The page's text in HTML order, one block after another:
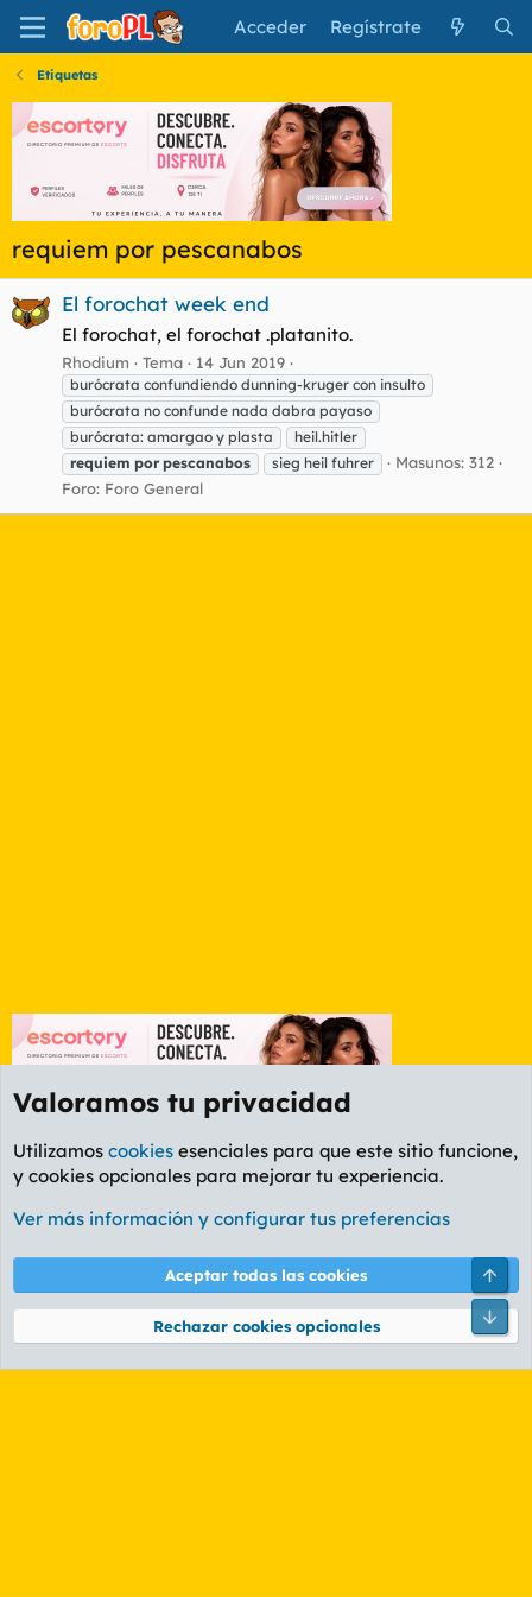
Acceder Regístrate
Etiquetas
requiem por pescanabos
El forochat week end
El forochat, el forochat .platanito.
Rhodium Tema 14 Jun 2019
burócrata confundiendo dunning-kruger con insulto
burócrata no confunde nada dabra payaso
burócrata: amargao y plasta
heil.hitler
requiem por pescanabos sieg heil fuhrer
Masunos: 312
Foro: Foro General
Etiquetas
Cookies
PL OLDSTYLE AMARILLO
Términos y reglas Política de privacidad Ayuda
Community platform by XenForo® © 2010-2026 XenForo Ltd.
Valoramos tu privacidad
Utilizamos cookies esenciales para que este sitio funcione,
y cookies opcionales para mejorar tu experiencia.
Ver más información y configurar tus preferencias
Aceptar todas las cookies
Rechazar cookies opcionales
Pie